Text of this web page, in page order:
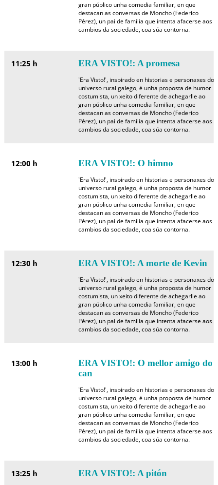
gran público unha comedia familiar, en que
destacan as conversas de Moncho (Federico
Pérez), un pai de familia que intenta afacerse aos
cambios da sociedade, coa súa contorna.
11:25 h ERA VISTO!: A promesa
'Era Visto!', inspirado en historias e personaxes do
universo rural galego, é unha proposta de humor
costumista, un xeito diferente de achegarlle ao
gran público unha comedia familiar, en que
destacan as conversas de Moncho (Federico
Pérez), un pai de familia que intenta afacerse aos
cambios da sociedade, coa súa contorna.
12:00 h ERA VISTO!: O himno
'Era Visto!', inspirado en historias e personaxes do
universo rural galego, é unha proposta de humor
costumista, un xeito diferente de achegarlle ao
gran público unha comedia familiar, en que
destacan as conversas de Moncho (Federico
Pérez), un pai de familia que intenta afacerse aos
cambios da sociedade, coa súa contorna.
12:30 h ERA VISTO!: A morte de Kevin
'Era Visto!', inspirado en historias e personaxes do
universo rural galego, é unha proposta de humor
costumista, un xeito diferente de achegarlle ao
gran público unha comedia familiar, en que
destacan as conversas de Moncho (Federico
Pérez), un pai de familia que intenta afacerse aos
cambios da sociedade, coa súa contorna.
13:00 h
ERA VISTO!: O mellor amigo do
can
'Era Visto!', inspirado en historias e personaxes do
universo rural galego, é unha proposta de humor
costumista, un xeito diferente de achegarlle ao
gran público unha comedia familiar, en que
destacan as conversas de Moncho (Federico
Pérez), un pai de familia que intenta afacerse aos
cambios da sociedade, coa súa contorna.
13:25 h ERA VISTO!: A pitón